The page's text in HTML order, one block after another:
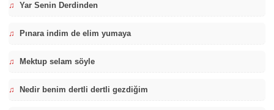
♫ Yar Senin Derdinden
♫ Pınara indim de elim yumaya
♫ Mektup selam söyle
♫ Nedir benim dertli dertli gezdiğim